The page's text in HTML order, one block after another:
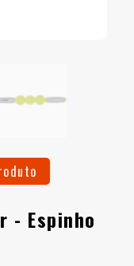
- Espinho